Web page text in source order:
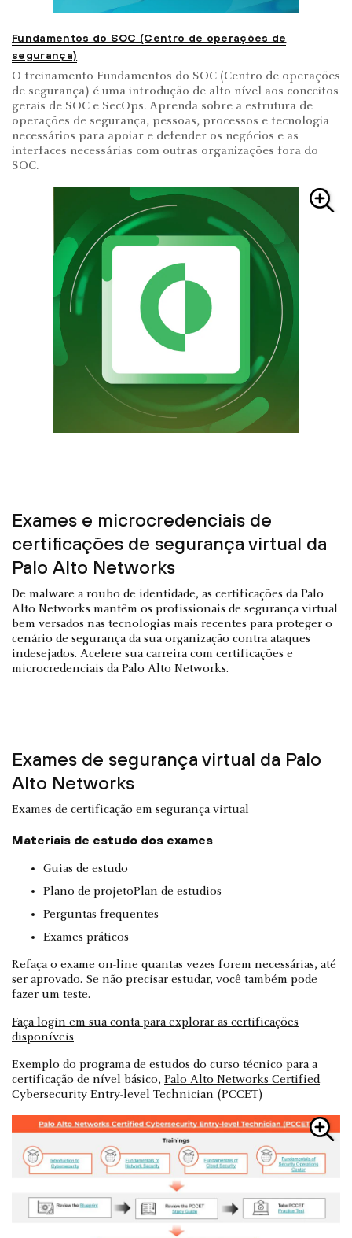
Fundamentos do SOC (Centro de operações de
segurança)
O treinamento Fundamentos do SOC (Centro de operações
de segurança) é uma introdução de alto nível aos conceitos
gerais de SOC e SecOps. Aprenda sobre a estrutura de
operações de segurança, pessoas, processos e tecnologia
necessários para apoiar e defender os negócios e as
interfaces necessárias com outras organizações fora do
SOC.
Exames e microcredenciais de
certificações de segurança virtual da
Palo Alto Networks
De malware a roubo de identidade, as certificações da Palo
Alto Networks mantêm os profissionais de segurança virtual
bem versados nas tecnologias mais recentes para proteger o
cenário de segurança da sua organização contra ataques
indesejados. Acelere sua carreira com certificações e
microcredenciais da Palo Alto Networks.
Exames de segurança virtual da Palo
Alto Networks
Exames de certificação em segurança virtual
Materiais de estudo dos exames
Guias de estudo
Plano de projetoPlan de estudios
Perguntas frequentes
Exames práticos
Refaça o exame on-line quantas vezes forem necessárias, até
ser aprovado. Se não precisar estudar, você também pode
fazer um teste.
Faça login em sua conta para explorar as certificações
disponíveis
Exemplo do programa de estudos do curso técnico para a
certificação de nível básico, Palo Alto Networks Certified
Cybersecurity Entry-level Technician (PCCET)